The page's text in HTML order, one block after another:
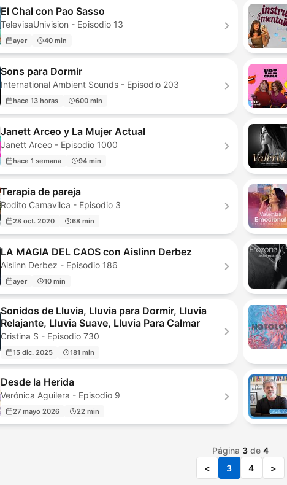
El Chal con Pao Sasso
TelevisaUnivision - Episodio 13
ayer 40 min
Sons para Dormir
International Ambient Sounds - Episodio 203
hace 13 horas 600 min
Janett Arceo y La Mujer Actual
Janett Arceo - Episodio 1000
hace 1 semana 94 min
Terapia de pareja
Rodito Camavilca - Episodio 3
28 oct. 2020 68 min
LA MAGIA DEL CAOS con Aislinn Derbez
Aislinn Derbez - Episodio 186
ayer 10 min
Sonidos de Lluvia, Lluvia para Dormir, Lluvia
Relajante, Lluvia Suave, Lluvia Para Calmar
Cristina S - Episodio 730
15 dic. 2025 181 min
Desde la Herida
Verónica Aguilera - Episodio 9
27 mayo 2026 22 min
Página 3de 4
<
3 4 >